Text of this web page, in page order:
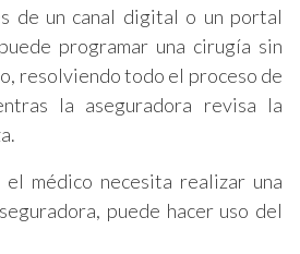
de un canal digital o un portal
programar una cirugía sin
resolviendo todo el proceso de
la aseguradora revisa la
médico necesita realizar una
puede hacer uso del